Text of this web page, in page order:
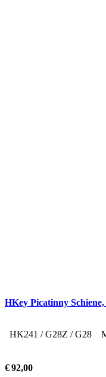
HKey Picatinny
HK241 / G28Z / G28
€92,00